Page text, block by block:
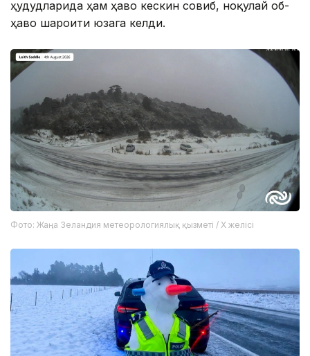
ҳудудларида ҳам ҳаво кескин совиб, ноқулай об-
ҳаво шароити юзага келди.
Фото: Жаңа Зеландия метеорологиялық қызметі / X желісі